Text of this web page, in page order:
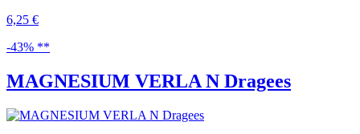
6,25 €
-43% **
MAGNESIUM VERLA N Dragees